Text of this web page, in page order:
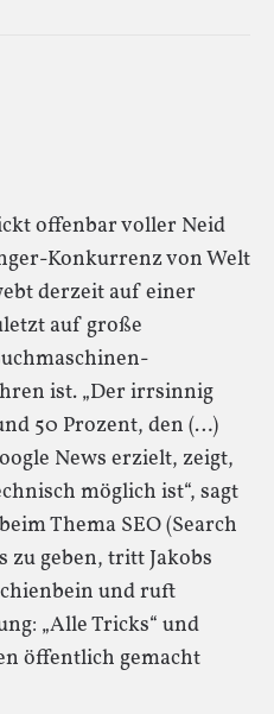
offenbar voller Neid
Konkurrenz von Welt
derzeit auf einer
auf große
ist. „Der irrsinnig
50 Prozent, den (…)
News erzielt, zeigt,
möglich ist“, sagt
Thema SEO (Search
zu geben, tritt Jakobs
und ruft
„Alle Tricks“ und
öffentlich gemacht